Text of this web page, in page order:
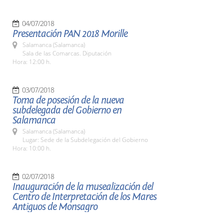
04/07/2018
Presentación PAN 2018 Morille
Salamanca (Salamanca)
Sala de las Comarcas. Diputación
Hora: 12:00 h.
03/07/2018
Toma de posesión de la nueva
subdelegada del Gobierno en
Salamanca
Salamanca (Salamanca)
Lugar: Sede de la Subdelegación del Gobierno
Hora: 10:00 h.
02/07/2018
Inauguración de la musealización del
Centro de Interpretación de los Mares
Antiguos de Monsagro